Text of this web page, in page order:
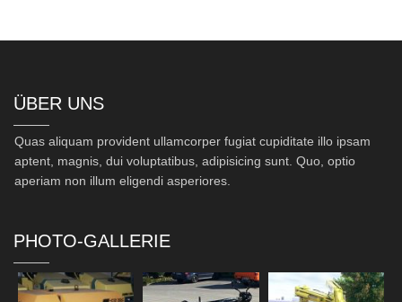
ÜBER UNS
Quas aliquam provident ullamcorper fugiat cupiditate illo ipsam
aptent, magnis, dui voluptatibus, adipisicing sunt. Quo, optio
aperiam non illum eligendi asperiores.
PHOTO-GALLERIE